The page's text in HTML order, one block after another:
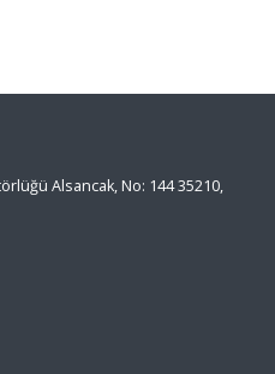
Alsancak, No: 144 35210,